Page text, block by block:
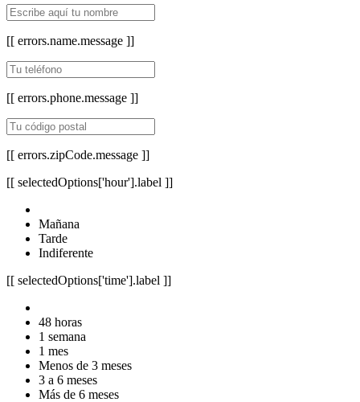
[[ errors.name.message ]]
[[ errors.phone.message ]]
[[ errors.zipCode.message ]]
[[ selectedOptions['hour'].label ]]
Mañana
Tarde
Indiferente
[[ selectedOptions['time'].label ]]
48 horas
1 semana
1 mes
Menos de 3 meses
3 a 6 meses
Más de 6 meses